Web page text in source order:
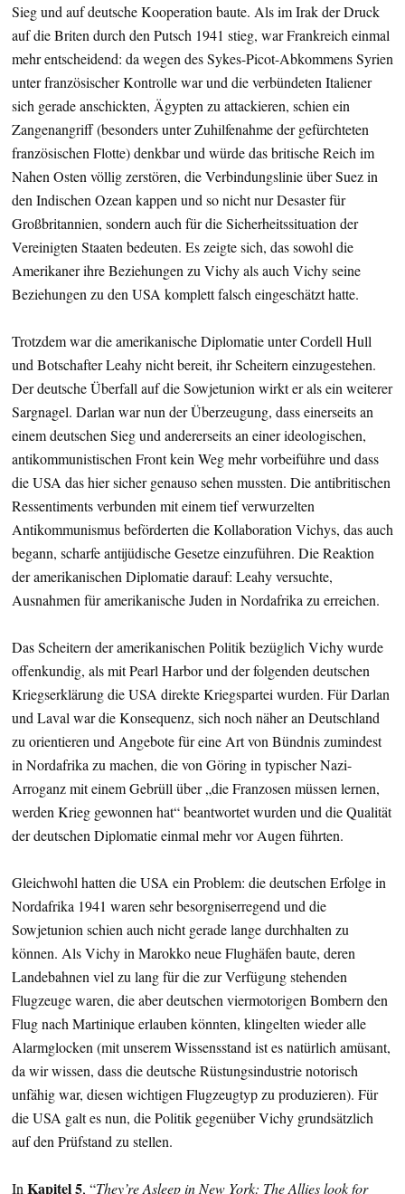
Sieg und auf deutsche Kooperation baute. Als im Irak der Druck
auf die Briten durch den Putsch 1941 stieg, war Frankreich einmal
mehr entscheidend: da wegen des Sykes-Picot-Abkommens Syrien
unter französischer Kontrolle war und die verbündeten Italiener
sich gerade anschickten, Ägypten zu attackieren, schien ein
Zangenangriff (besonders unter Zuhilfenahme der gefürchteten
französischen Flotte) denkbar und würde das britische Reich im
Nahen Osten völlig zerstören, die Verbindungslinie über Suez in
den Indischen Ozean kappen und so nicht nur Desaster für
Großbritannien, sondern auch für die Sicherheitssituation der
Vereinigten Staaten bedeuten. Es zeigte sich, das sowohl die
Amerikaner ihre Beziehungen zu Vichy als auch Vichy seine
Beziehungen zu den USA komplett falsch eingeschätzt hatte.
Trotzdem war die amerikanische Diplomatie unter Cordell Hull
und Botschafter Leahy nicht bereit, ihr Scheitern einzugestehen.
Der deutsche Überfall auf die Sowjetunion wirkt er als ein weiterer
Sargnagel. Darlan war nun der Überzeugung, dass einerseits an
einem deutschen Sieg und andererseits an einer ideologischen,
antikommunistischen Front kein Weg mehr vorbeiführe und dass
die USA das hier sicher genauso sehen mussten. Die antibritischen
Ressentiments verbunden mit einem tief verwurzelten
Antikommunismus beförderten die Kollaboration Vichys, das auch
begann, scharfe antijüdische Gesetze einzuführen. Die Reaktion
der amerikanischen Diplomatie darauf: Leahy versuchte,
Ausnahmen für amerikanische Juden in Nordafrika zu erreichen.
Das Scheitern der amerikanischen Politik bezüglich Vichy wurde
offenkundig, als mit Pearl Harbor und der folgenden deutschen
Kriegserklärung die USA direkte Kriegspartei wurden. Für Darlan
und Laval war die Konsequenz, sich noch näher an Deutschland
zu orientieren und Angebote für eine Art von Bündnis zumindest
in Nordafrika zu machen, die von Göring in typischer Nazi-
Arroganz mit einem Gebrüll über „die Franzosen müssen lernen,
werden Krieg gewonnen hat“ beantwortet wurden und die Qualität
der deutschen Diplomatie einmal mehr vor Augen führten.
Gleichwohl hatten die USA ein Problem: die deutschen Erfolge in
Nordafrika 1941 waren sehr besorgniserregend und die
Sowjetunion schien auch nicht gerade lange durchhalten zu
können. Als Vichy in Marokko neue Flughäfen baute, deren
Landebahnen viel zu lang für die zur Verfügung stehenden
Flugzeuge waren, die aber deutschen viermotorigen Bombern den
Flug nach Martinique erlauben könnten, klingelten wieder alle
Alarmglocken (mit unserem Wissensstand ist es natürlich amüsant,
da wir wissen, dass die deutsche Rüstungsindustrie notorisch
unfähig war, diesen wichtigen Flugzeugtyp zu produzieren). Für
die USA galt es nun, die Politik gegenüber Vichy grundsätzlich
auf den Prüfstand zu stellen.
In Kapitel 5, “They’re Asleep in New York: The Allies look for